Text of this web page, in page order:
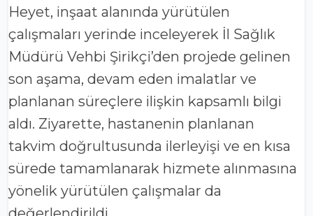
Heyet, inşaat alanında yürütülen
çalışmaları yerinde inceleyerek İl Sağlık
Müdürü Vehbi Şirikçi’den projede gelinen
son aşama, devam eden imalatlar ve
planlanan süreçlere ilişkin kapsamlı bilgi
aldı. Ziyarette, hastanenin planlanan
takvim doğrultusunda ilerleyişi ve en kısa
sürede tamamlanarak hizmete alınmasına
yönelik yürütülen çalışmalar da